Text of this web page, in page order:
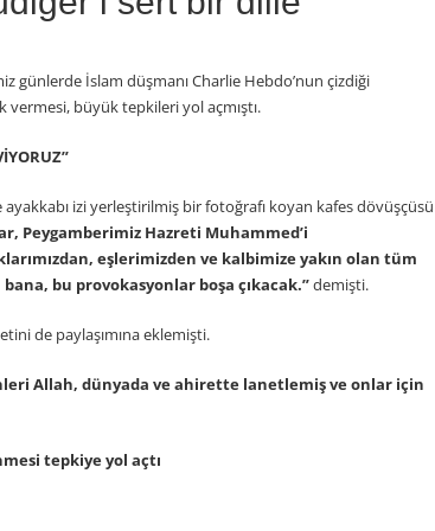
günlerde İslam düşmanı Charlie Hebdo’nun çizdiği
büyük tepkileri yol açmıştı.
izi yerleştirilmiş bir fotoğrafı koyan kafes dövüşçüsü
Peygamberimiz Hazreti Muhammed’i
eşlerimizden ve kalbimize yakın olan tüm
bu provokasyonlar boşa çıkacak.”demişti.
de paylaşımına eklemişti.
Allah, dünyada ve ahirette lanetlemiş ve onlar için